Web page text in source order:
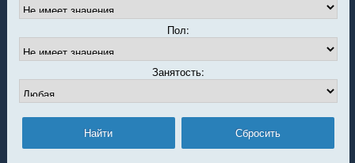
Пол:
Занятость: